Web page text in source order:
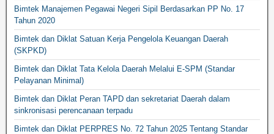
Bimtek Manajemen Pegawai Negeri Sipil Berdasarkan PP No. 17
Tahun 2020
Bimtek dan Diklat Satuan Kerja Pengelola Keuangan Daerah
(SKPKD)
Bimtek dan Diklat Tata Kelola Daerah Melalui E-SPM (Standar
Pelayanan Minimal)
Bimtek dan Diklat Peran TAPD dan sekretariat Daerah dalam
sinkronisasi perencanaan terpadu
Bimtek dan Diklat PERPRES No. 72 Tahun 2025 Tentang Standar